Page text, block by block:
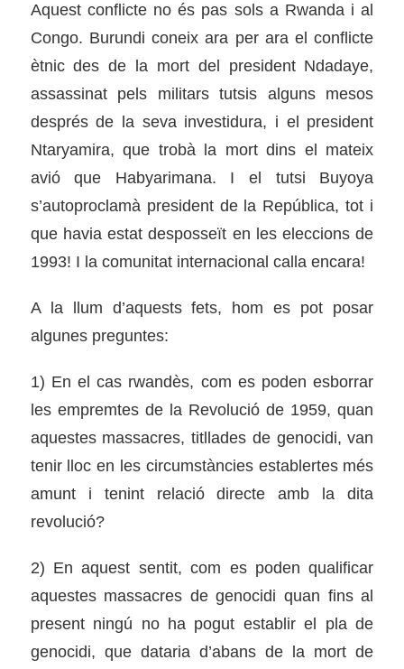
Aquest conflicte no és pas sols a Rwanda i al
Congo. Burundi coneix ara per ara el conflicte
ètnic des de la mort del president Ndadaye,
assassinat pels militars tutsis alguns mesos
després de la seva investidura, i el president
Ntaryamira, que trobà la mort dins el mateix
avió que Habyarimana. I el tutsi Buyoya
s’autoproclamà president de la República, tot i
que havia estat desposseït en les eleccions de
1993! I la comunitat internacional calla encara!
A la llum d’aquests fets, hom es pot posar
algunes preguntes:
1) En el cas rwandès, com es poden esborrar
les empremtes de la Revolució de 1959, quan
aquestes massacres, titllades de genocidi, van
tenir lloc en les circumstàncies establertes més
amunt i tenint relació directe amb la dita
revolució?
2) En aquest sentit, com es poden qualificar
aquestes massacres de genocidi quan fins al
present ningú no ha pogut establir el pla de
genocidi, que dataria d’abans de la mort de